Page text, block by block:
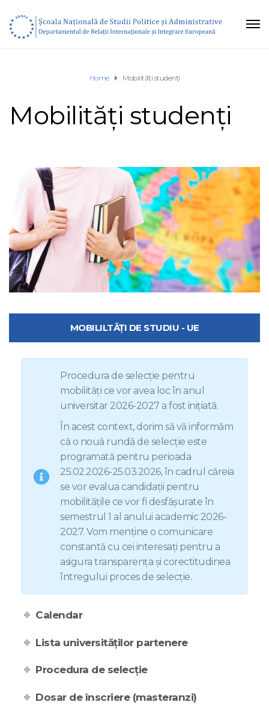
Home Mobilități studenți
Mobilități studenți
MOBILILTĂȚI DE STUDIU - UE
Procedura de selecție pentru
mobilități ce vor avea loc în anul
universitar 2026-2027 a fost inițiată.
În acest context, dorim să vă informăm
că o nouă rundă de selecție este
programată pentru perioada
25.02.2026-25.03.2026, în cadrul căreia
se vor evalua candidații pentru
mobilitățile ce vor fi desfășurate în
semestrul 1 al anului academic 2026-
2027. Vom menține o comunicare
constantă cu cei interesați pentru a
asigura transparența și corectitudinea
întregului proces de selecție.
Calendar
Lista universităților partenere
Procedura de selecție
Dosar de înscriere (masteranzi)